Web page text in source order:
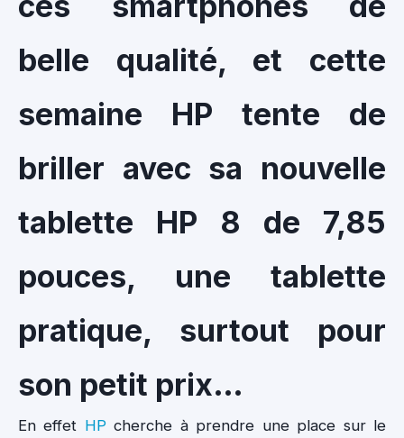
belle qualité, et cette
semaine HP tente de
briller avec sa nouvelle
tablette HP 8 de 7,85
pouces, une tablette
pratique, surtout pour
son petit prix…
En effet HPcherche à prendre une place sur le